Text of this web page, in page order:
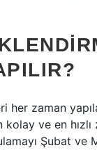
her zaman
ve en hızlı
Şubat ve